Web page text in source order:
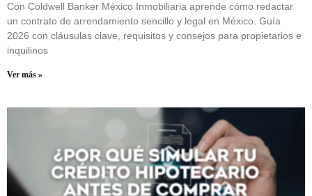
Con Coldwell Banker México Inmobiliaria aprende cómo redactar
un contrato de arrendamiento sencillo y legal en México. Guía
2026 con cláusulas clave, requisitos y consejos para propietarios e
inquilinos
Ver más »